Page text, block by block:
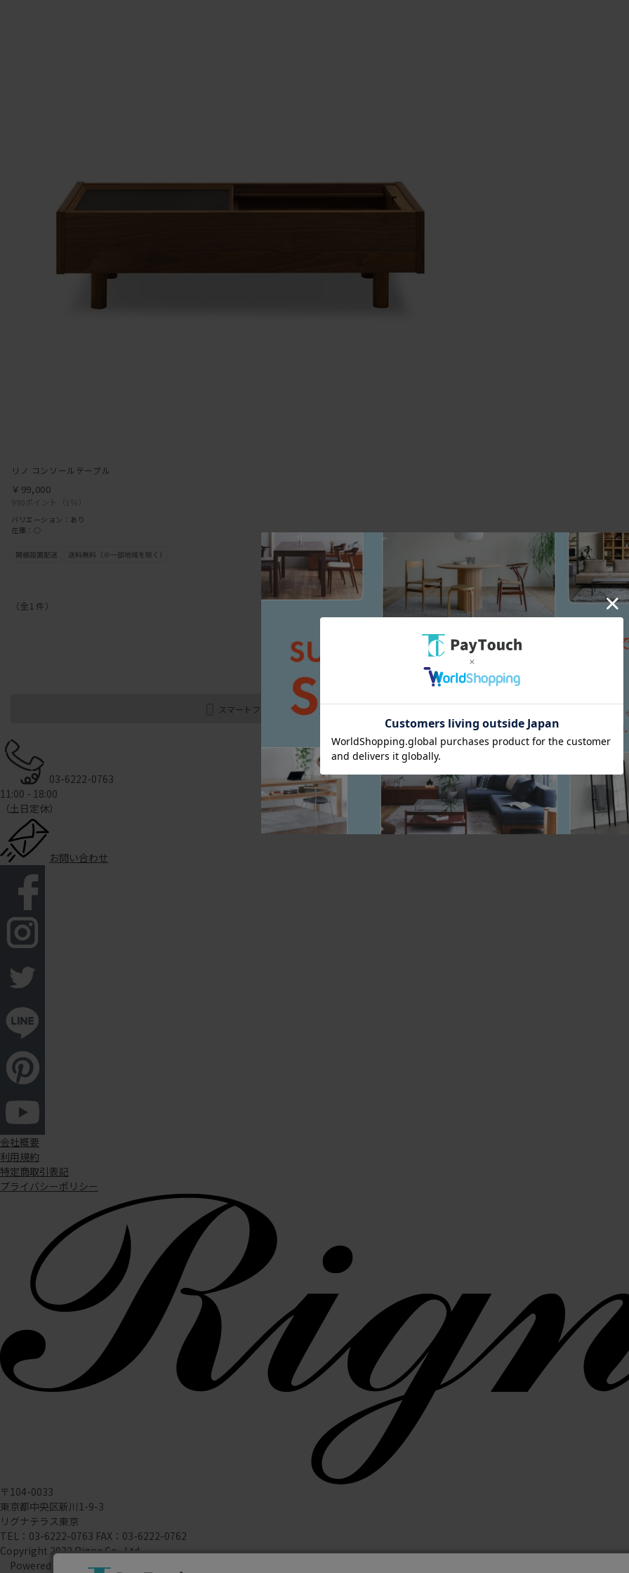
リノ コンソールテーブル
990ポイント （1％）
￥99,000
バリエーション：あり
在庫：○
（全 1 件）
スマートフォン
03-6222-0763
11:00 - 18:00
（土日定休）
お問い合わせ
会社概要
利用規約
特定商取引表記
プライバシーポリシー
〒104-0033
東京都中央区新川1-9-3
リグナテラス東京
TEL：03-6222-0763 FAX：03-6222-0762
Copyright 2022 Rigna Co., Ltd.
Powered by Watahan Partners Co., Ltd.